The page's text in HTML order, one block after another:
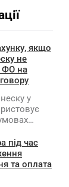
якщо
не
ФО на
у
Д1/
під час
та оплата